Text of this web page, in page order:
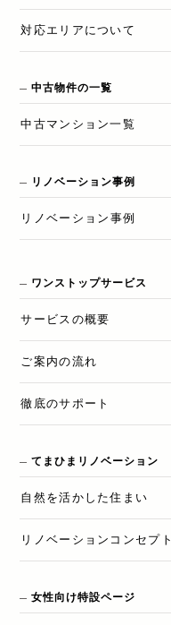
対応エリアについて
中古物件の一覧
中古マンション一覧
リノベーション事例
リノベーション 事例
ワンストップサービス
サービスの概要
ご案内の流れ
徹底のサポート
てまひまリノベーション
自然を活かした住まい
リノベーションコンセプト
女性向け特設ページ